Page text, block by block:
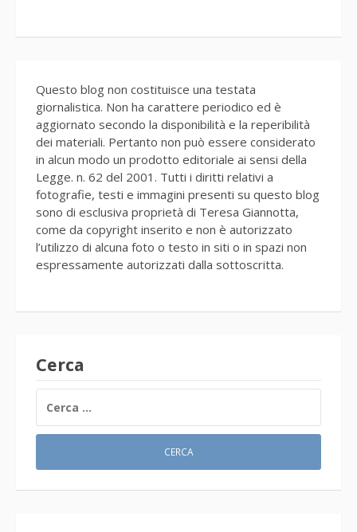
Questo blog non costituisce una testata
giornalistica. Non ha carattere periodico ed è
aggiornato secondo la disponibilità e la reperibilità
dei materiali. Pertanto non può essere considerato
in alcun modo un prodotto editoriale ai sensi della
Legge. n. 62 del 2001. Tutti i diritti relativi a
fotografie, testi e immagini presenti su questo blog
sono di esclusiva proprietà di Teresa Giannotta,
come da copyright inserito e non è autorizzato
l’utilizzo di alcuna foto o testo in siti o in spazi non
espressamente autorizzati dalla sottoscritta.
Cerca
PER: